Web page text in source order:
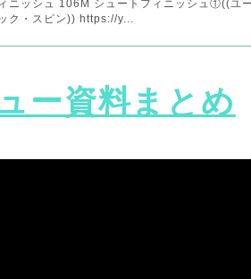
ニッシュ 106M シュートフィニッシュ①((ユ
ク・スピン)) https://y...
ー資料まとめ